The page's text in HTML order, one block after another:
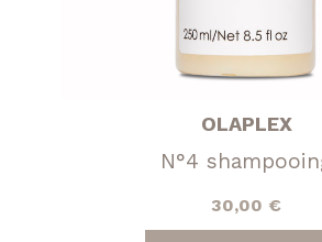
OLAPLEX
N°4
30,00 €